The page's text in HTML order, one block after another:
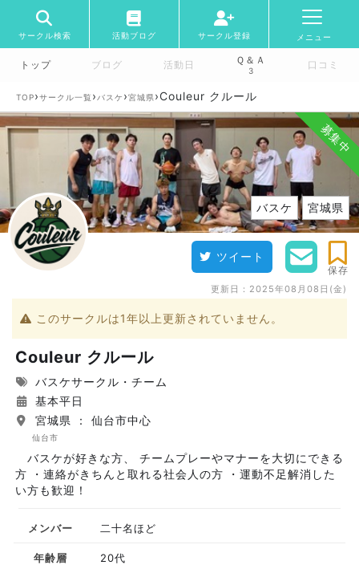
サークル検索 活動ブログ サークル登録 メニュー
トップ ブログ 活動日 Ｑ＆Ａ
3 口コミ
TOP›サークル一覧 › バスケ ›宮城県›Couleur クルール
募集中
バスケ 宮城県
ツイート
保存
更新日： 2025年08月08日(金)
このサークルは1年以上更新されていません。
Couleur クルール
バスケサークル・チーム
基本平日
宮城県 ： 仙台市中心
仙台市
バスケが好きな方、 チームプレーやマナーを大切にできる
方 ・連絡がきちんと取れる社会人の方 ・運動不足解消した
い方も歓迎！
メンバー 二十名ほど
年齢層 20代